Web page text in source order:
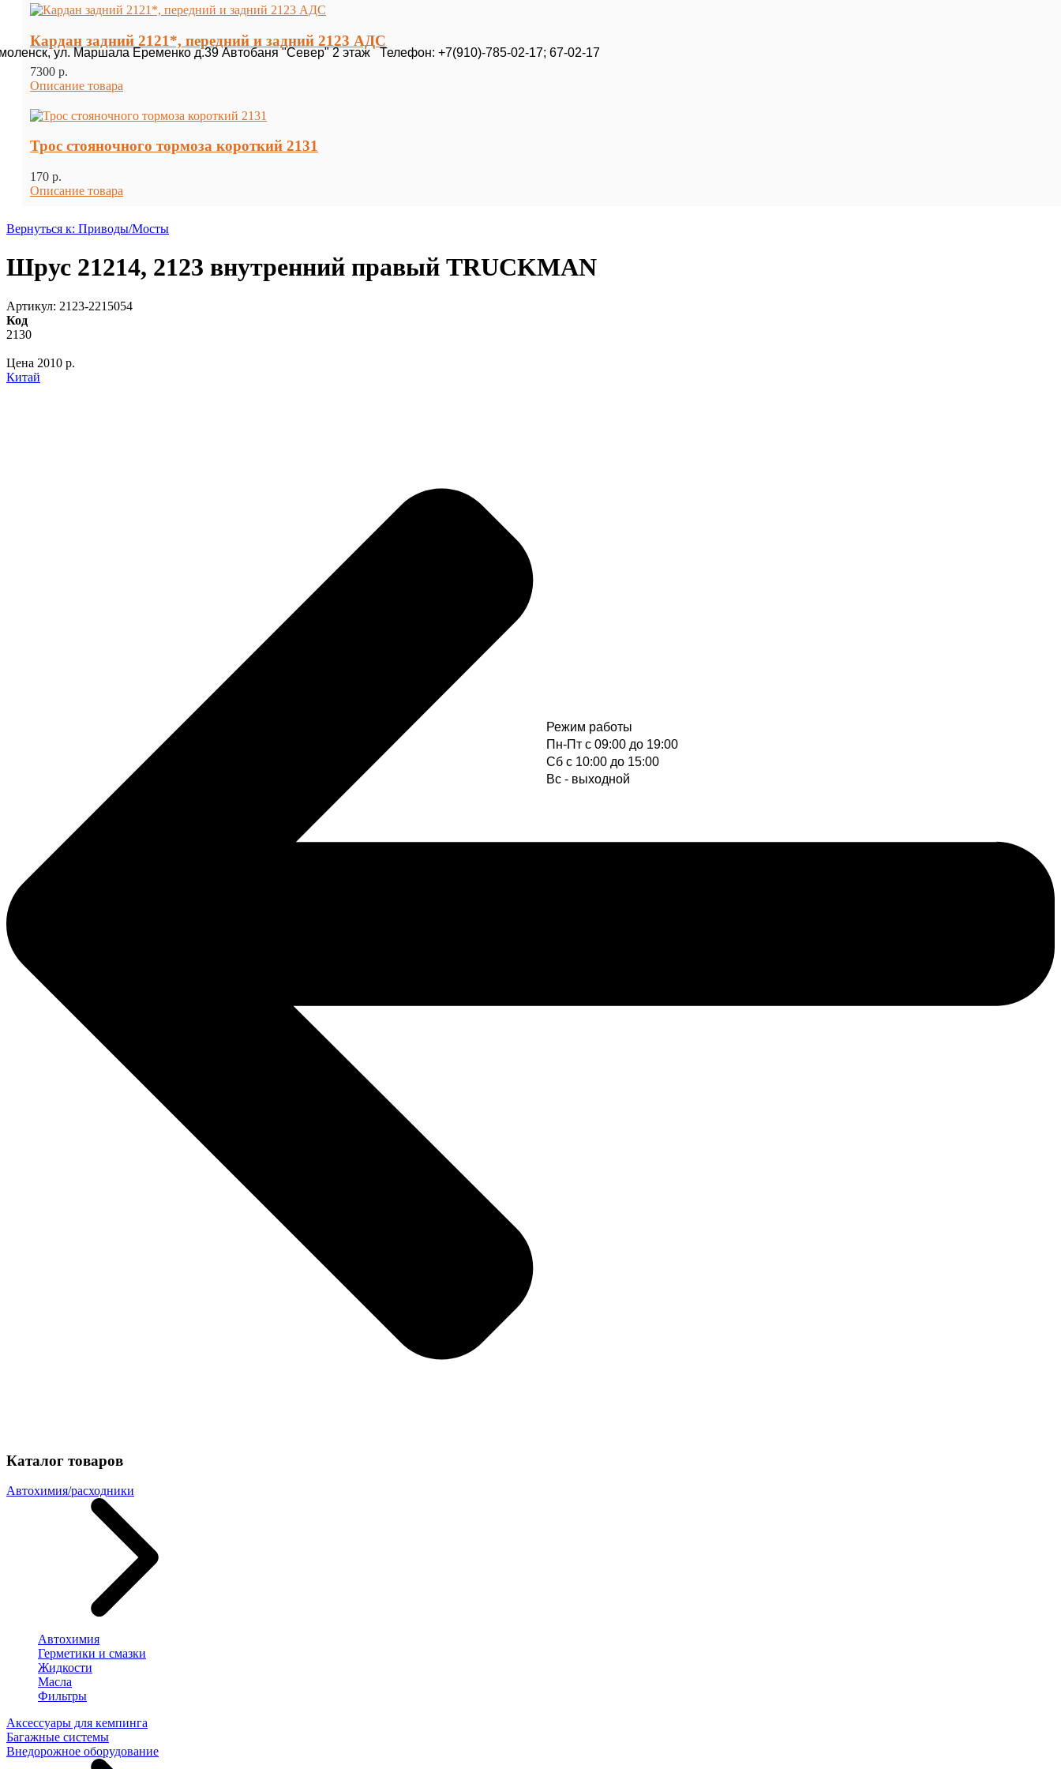
Режим работы
Пн-Пт с 09:00 до 19:00
Cб с 10:00 до 15:00
Вс - выходной
ул. Маршала Еременко д.39 Автобаня "Север" 2 этаж Телефон: +7(910)-785-02-17; 67-02-17
Кардан задний 2121*, передний и задний 2123 АДС
7300 p.
Описание товара
Трос стояночного тормоза короткий 2131
170 p.
Описание товара
Вернуться к: Приводы/Мосты
Шрус 21214, 2123 внутренний правый TRUCKMAN
Артикул: 2123-2215054
Код
2130
Цена 2010 p.
Китай
Каталог товаров
Автохимия/расходники
Автохимия
Герметики и смазки
Жидкости
Масла
Фильтры
Аксессуары для кемпинга
Багажные системы
Внедорожное оборудование